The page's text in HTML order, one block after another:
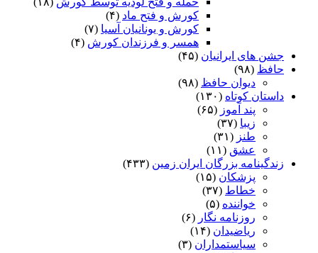
کورش و فتح ماد (۴)
کورش و یونانیان آسیا (۷)
همسر و فرزندان کورش (۴)
جشن های ایرانیان (۴۵)
حافظ (۹۸)
دیوان حافظ (۹۸)
داستان کوتاه (۱۳۰)
پند آموز (۶۵)
زیبا (۳۷)
طنز (۳۱)
عشق (۱۱)
زندگینامه بزرگان ایران زمین (۴۳۳)
پزشکان (۱۵)
خطاط (۳۷)
خواننده (۵)
روزنامه نگار (۶)
ریاضیدان (۱۴)
سیاستمداران (۳)